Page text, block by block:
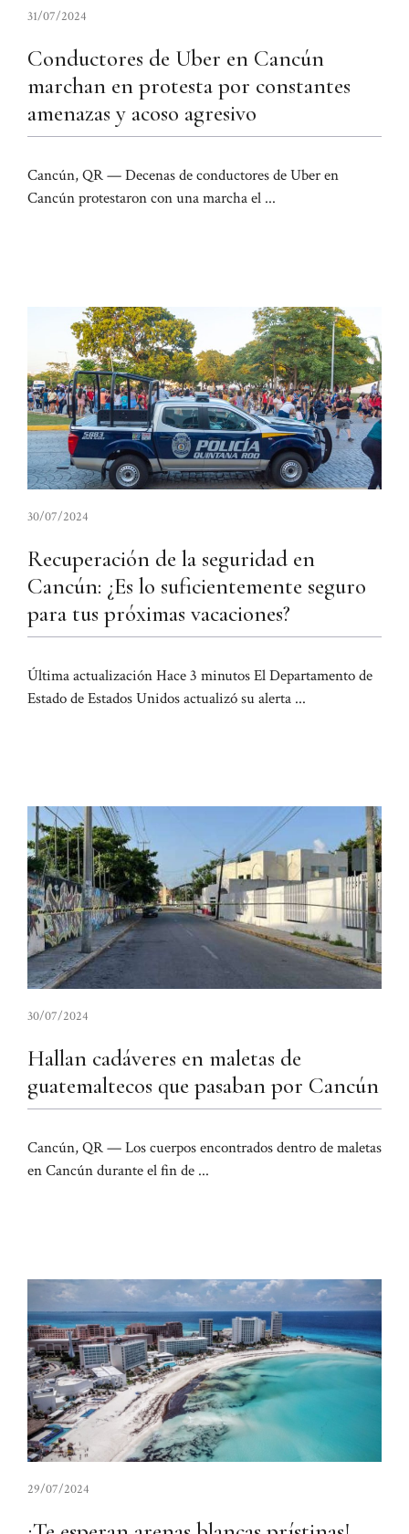
31/07/2024
Conductores de Uber en Cancún
marchan en protesta por constantes
amenazas y acoso agresivo
Cancún, QR — Decenas de conductores de Uber en
Cancún protestaron con una marcha el ...
30/07/2024
Recuperación de la seguridad en
Cancún: ¿Es lo suficientemente seguro
para tus próximas vacaciones?
Última actualización Hace 3 minutos El Departamento de
Estado de Estados Unidos actualizó su alerta ...
30/07/2024
Hallan cadáveres en maletas de
guatemaltecos que pasaban por Cancún
Cancún, QR — Los cuerpos encontrados dentro de maletas
en Cancún durante el fin de ...
29/07/2024